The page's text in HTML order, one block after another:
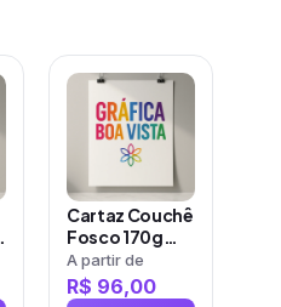
Cartaz Couchê
Fosco 170g
Sem Verniz
A partir de
R$ 96,00
Este
produto
tem
várias
variantes.
As
opções
podem